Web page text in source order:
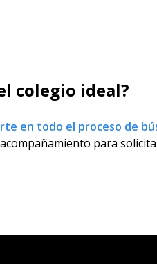
colegio ideal?
en todo el proceso de
para